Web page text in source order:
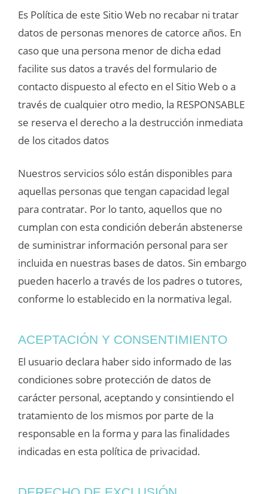
Es Política de este Sitio Web no recabar ni tratar
datos de personas menores de catorce años. En
caso que una persona menor de dicha edad
facilite sus datos a través del formulario de
contacto dispuesto al efecto en el Sitio Web o a
través de cualquier otro medio, la RESPONSABLE
se reserva el derecho a la destrucción inmediata
de los citados datos
Nuestros servicios sólo están disponibles para
aquellas personas que tengan capacidad legal
para contratar. Por lo tanto, aquellos que no
cumplan con esta condición deberán abstenerse
de suministrar información personal para ser
incluida en nuestras bases de datos. Sin embargo
pueden hacerlo a través de los padres o tutores,
conforme lo establecido en la normativa legal.
ACEPTACIÓN Y CONSENTIMIENTO
El usuario declara haber sido informado de las
condiciones sobre protección de datos de
carácter personal, aceptando y consintiendo el
tratamiento de los mismos por parte de la
responsable en la forma y para las finalidades
indicadas en esta política de privacidad.